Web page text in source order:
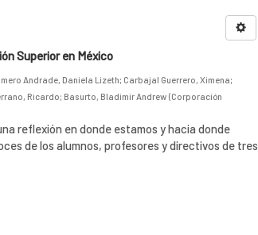
Superior en México
Andrade, Daniela Lizeth; Carbajal Guerrero, Ximena;
Ricardo; Basurto, Bladimir Andrew (Corporación
reflexión en donde estamos y hacia donde
de los alumnos, profesores y directivos de tres